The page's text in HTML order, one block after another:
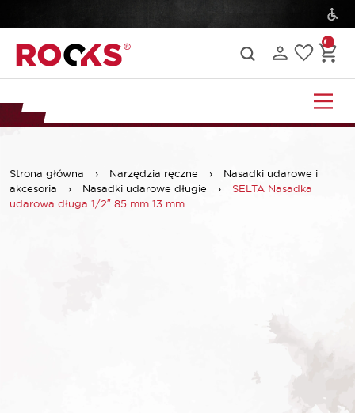
Strona główna › Narzędzia ręczne ›
Nasadki udarowe i
akcesoria
› Nasadki udarowe długie ›
SELTA Nasadka
udarowa długa 1/2″ 85 mm 13 mm